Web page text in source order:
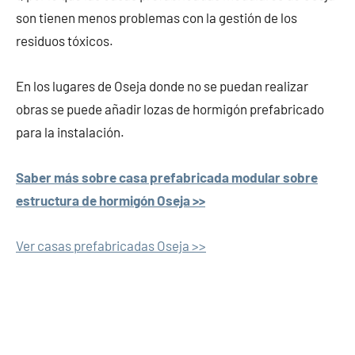
son tienen menos problemas con la gestión de los
residuos tóxicos.
En los lugares de Oseja donde no se puedan realizar
obras se puede añadir lozas de hormigón prefabricado
para la instalación.
Saber más sobre casa prefabricada modular sobre
estructura de hormigón Oseja >>
Ver casas prefabricadas Oseja >>